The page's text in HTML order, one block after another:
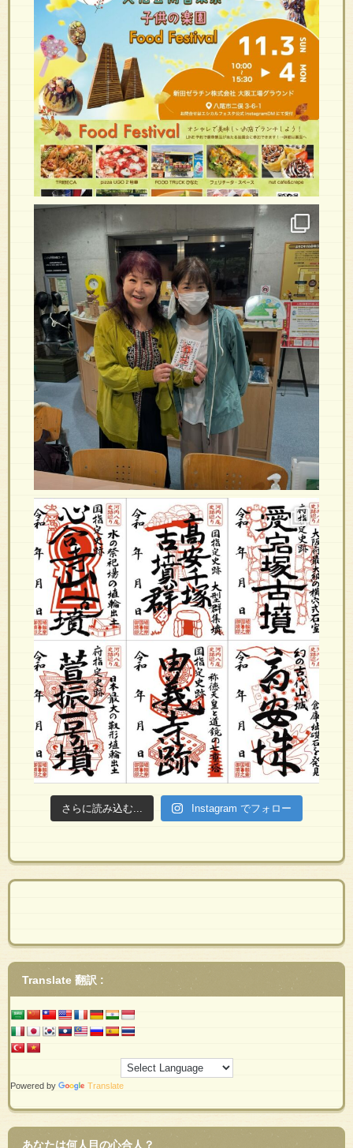
さらに読み込む... Instagram でフォロー
Translate 翻訳 :
Powered by Translate
あなたは何人目の心合人？